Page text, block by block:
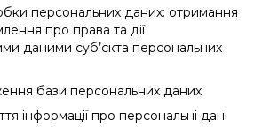
персональних даних: отримання
про права та дії
даними суб’єкта персональних
бази персональних даних
інформації про персональні дані